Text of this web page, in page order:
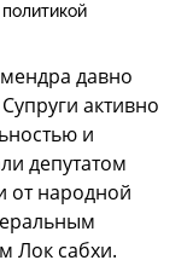
давно
активно
и
депутатом
от народной
Лок сабхи.